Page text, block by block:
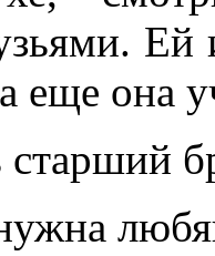
Ей
еще она